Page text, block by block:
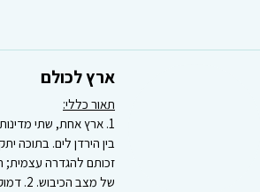
ארץ לכולם
תאור כללי:
1. ארץ אחת, שתי
בין הירדן לים. בתוכה
של